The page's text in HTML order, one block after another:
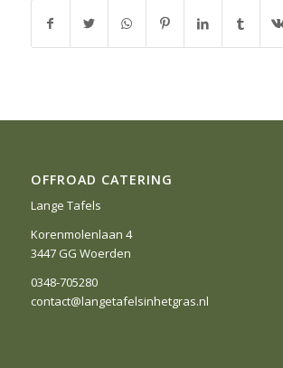
OFFROAD CATERING
Lange Tafels
Korenmolenlaan 4
3447 GG Woerden
0348-705280
contact@langetafelsinhetgras.nl